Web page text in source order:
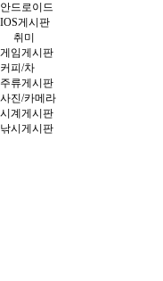
안드로이드
IOS게시판
취미
게임게시판
커피/차
주류게시판
사진/카메라
시계게시판
낚시게시판